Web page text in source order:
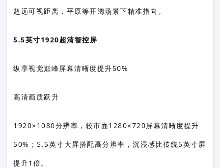
超远可视距离，平原等开阔场景下精准指向。
5.5英寸1920超清智控屏
纵享视觉巅峰屏幕清晰度提升50%
高清画质跃升
1920×1080分辨率，较市面1280×720屏幕清晰度提升
50%；5.5英寸大屏搭配高分辨率，沉浸感比传统5英寸屏
提升1倍。